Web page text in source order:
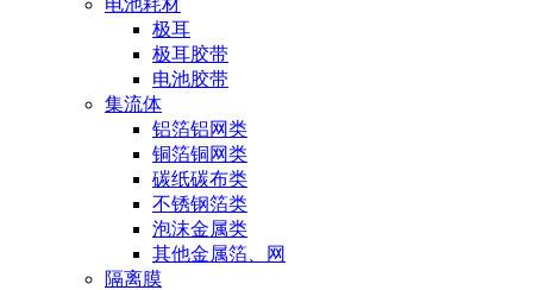
电池耗材
极耳
极耳胶带
电池胶带
集流体
铝箔铝网类
铜箔铜网类
碳纸碳布类
不锈钢箔类
泡沫金属类
其他金属箔、网
隔离膜